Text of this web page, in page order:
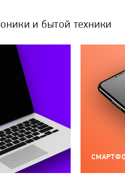
и бытой техники